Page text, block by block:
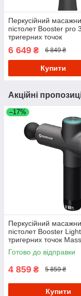
Перкусійний
пістолет Booster pro 3
тригерних точок
6 649 ₴ 6 849 ₴
Купити
Акційні
–17%
Перкусійний
пістолет Booster
тригерних точок
Gun
Готово до відправки
4 859 ₴ 5 859 ₴
Купити